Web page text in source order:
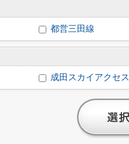
都営三田線
成田スカイアクセス